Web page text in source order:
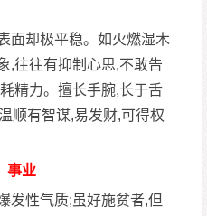
面却极平稳。如火燃湿木
,往往有抑制心思,不敢告
精力。擅长手腕,长于舌
顺有智谋,易发财,可得权
事业
发性气质;虽好施贫者,但